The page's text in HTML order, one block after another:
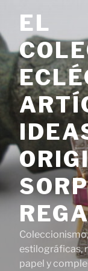
contenido
EL
estilográficas,
papel y